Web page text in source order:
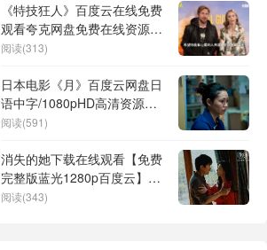
《特技狂人》百度云在线免费
观看夸克网盘免费在线资源下
载
阅读(313)
日本电影《月》百度云网盘日
语中字/1080pHD高清资源在
线观看
阅读(591)
消失的她下载在线观看【免费
完整版蓝光1280p百度云】网
盘资源
阅读(343)